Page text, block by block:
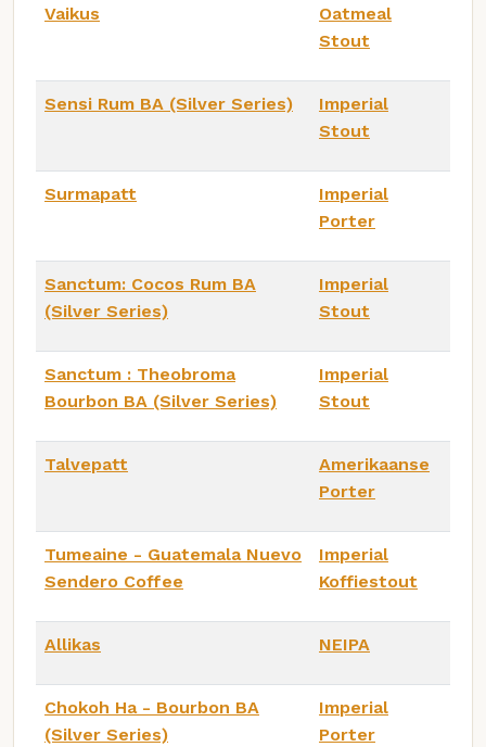
Vaikus
Oatmeal
Stout
Sensi Rum BA (Silver Series)
Imperial
Stout
Surmapatt
Imperial
Porter
Sanctum: Cocos Rum BA
(Silver Series)
Imperial
Stout
Sanctum : Theobroma
Bourbon BA (Silver Series)
Imperial
Stout
Talvepatt
Amerikaanse
Porter
Tumeaine - Guatemala Nuevo
Sendero Coffee
Imperial
Koffiestout
Allikas NEIPA
Chokoh Ha - Bourbon BA
(Silver Series)
Imperial
Porter